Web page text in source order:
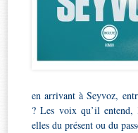
en arrivant à Seyvoz,
? Les voix qu’il entend,
elles du présent ou du